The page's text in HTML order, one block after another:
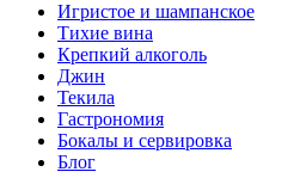
Игристое и шампанское
Тихие вина
Крепкий алкоголь
Джин
Текила
Гастрономия
Бокалы и сервировка
Блог